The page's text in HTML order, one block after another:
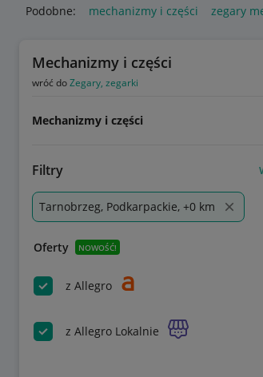
Podobne: mechanizmy i części zegary
Mechanizmy i części
wróć doZegary, zegarki
Mechanizmy i części
Filtry
Tarnobrzeg, Podkarpackie, +0 km
Oferty NOWOŚĆ!
z Allegro
z Allegro Lokalnie